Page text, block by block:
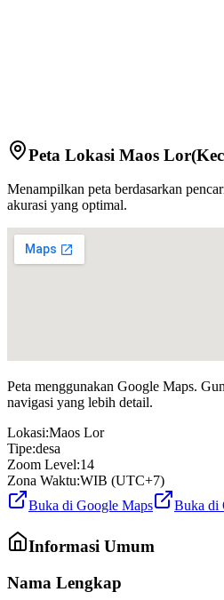
Peta Lokasi Maos Lor
Menampilkan peta berdasarkan
akurasi yang optimal.
Peta menggunakan Google Maps.
navigasi yang lebih detail.
Lokasi:Maos Lor
Tipe:desa
Zoom Level:14
Zona Waktu:WIB (UTC+7)
Buka di Google Maps
Buka di
Informasi Umum
Nama Lengkap